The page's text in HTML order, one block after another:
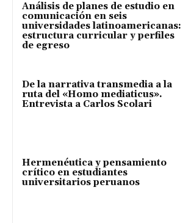
Análisis de planes de estudio en
comunicación en seis
universidades latinoamericanas:
estructura curricular y perfiles
de egreso
De la narrativa transmedia a la
ruta del «Homo mediaticus».
Entrevista a Carlos Scolari
Hermenéutica y pensamiento
crítico en estudiantes
universitarios peruanos